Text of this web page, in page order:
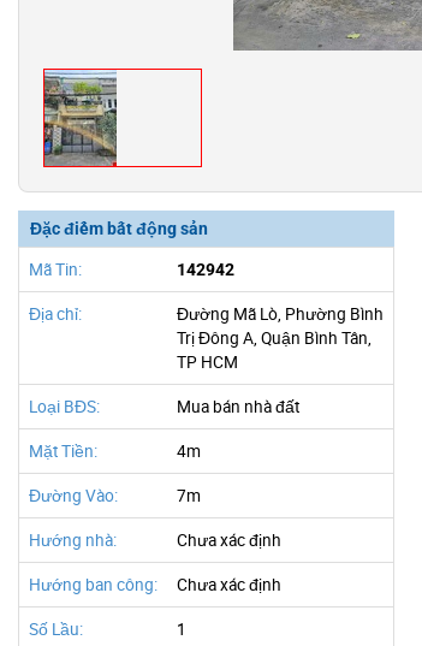
Đặc điểm bất động sản
Mã Tin: 142942
Địa chỉ:
Đường Mã Lò, Phường Bình
Trị Đông A, Quận Bình Tân,
TP HCM
Loại BĐS: Mua bán nhà đất
Mặt Tiền: 4m
Đường Vào: 7m
Hướng nhà: Chưa xác định
Hướng ban công: Chưa xác định
Số Lầu: 1